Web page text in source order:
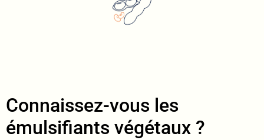
Connaissez-vous les
émulsifiants végétaux ?